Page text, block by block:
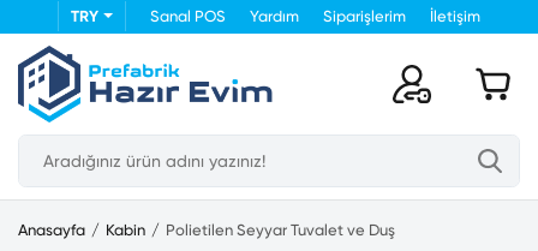
TRY Sanal POS Yardım Siparişlerim İletişim
Anasayfa Kabin Polietilen Seyyar Tuvalet ve Duş